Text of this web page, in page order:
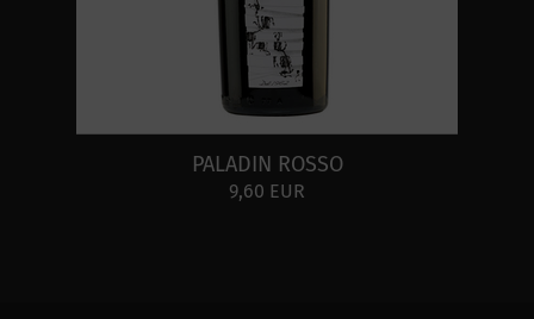
PALADIN ROSSO
9,60 EUR